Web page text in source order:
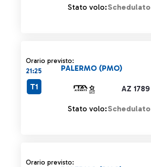
Stato volo:Schedulato
Orario previsto:
21:25
AZ 1789
PALERMO (PMO)
T1
Stato volo:Schedulato
Orario previsto: